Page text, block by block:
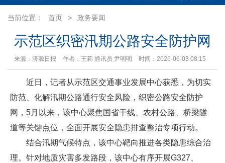
当前位置： 首页 > 政务要闻
示范区织密汛期公路安全防护网
来源：济源日报 作者：王莉 通讯员 尹明明 时间：2026-06-03 08:15
近日，记者从示范区交通事业发展中心获悉，为切实
防范、化解汛期公路通行安全风险，织密公路安全防护
网，5月以来，该中心聚焦国省干线、农村公路、桥梁隧
道等关键点位，全面开展安全隐患排查整治专项行动。
结合汛期气候特点，该中心靶向推进各类隐患综合治
理。针对地质灾害多发路段，该中心有序开展G327、